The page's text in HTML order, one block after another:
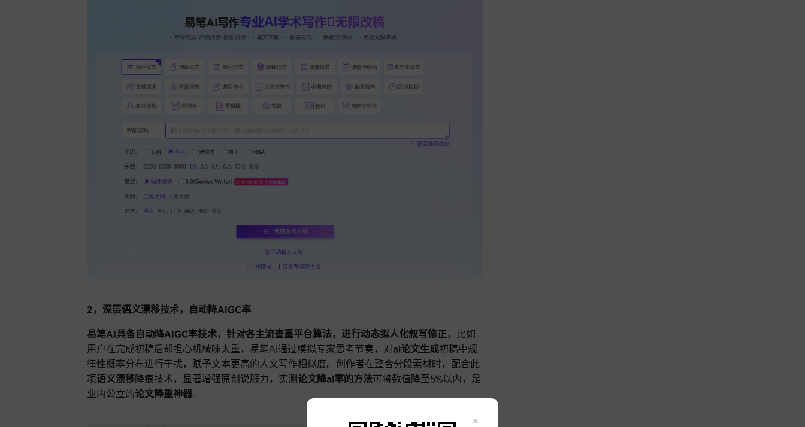
2，深层语义漂移技术，自动降AIGC率
易笔AI具备自动降AIGC率技术，针对各主流查重平台算法，进行动态拟人化叙写修正，比如
用户在完成初稿后却担心机械味太重，易笔AI通过模拟专家思考节奏，对ai论文生成初稿中规
律性概率分布进行干扰，赋予文本更高的人文写作相似度。创作者在整合分段素材时，配合此
项语义漂移降痕技术，显著增强原创说服力，实测论文降ai率的方法可将数值降至5%以内，是
业内公立的论文降重神器。